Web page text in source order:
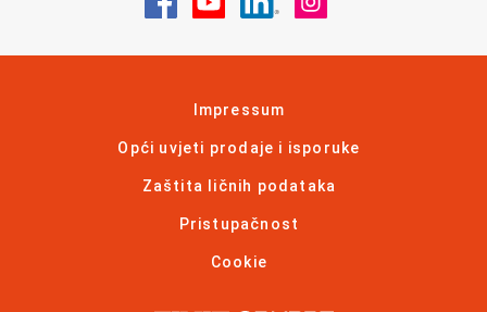
Impressum
Opći uvjeti prodaje i isporuke
Zaštita ličnih podataka
Pristupačnost
Cookie